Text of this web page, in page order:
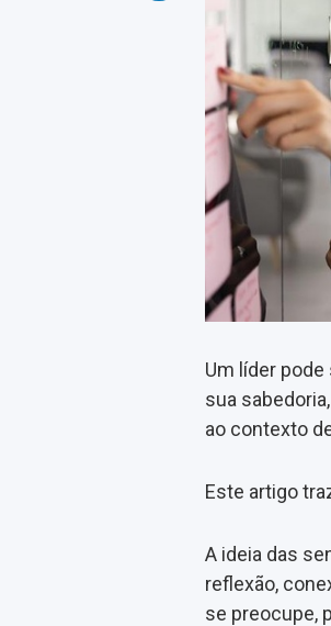
Um líder
sua
ao contexto
Este artigo
A ideia das
reflexão,
se preocupe,